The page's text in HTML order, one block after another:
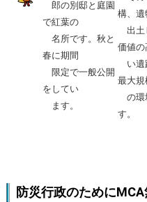
郎の別邸と 庭園
で紅葉の
名所です。秋と
春に期間
限定で一般公開
をしてい
ます。
構、遺
出土
価値の
い遺
最大規
の環
す。
防災行政のために